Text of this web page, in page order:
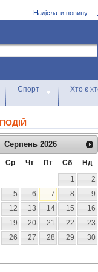
Надіслати новину
Спорт Хто є
Серпень 2026
Ср Чт Пт Сб
Нд
1
2
5 6 7 8
9
12 13 14 15
16
19 20 21 22
23
26 27 28 29
30